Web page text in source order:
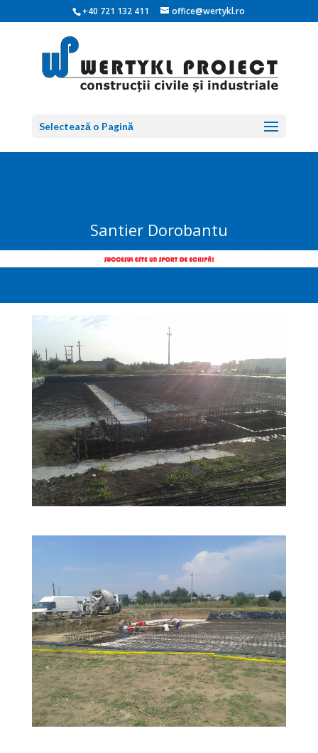
+40 721 132 411 office@wertykl.ro
Selectează o Pagină
Santier Dorobantu